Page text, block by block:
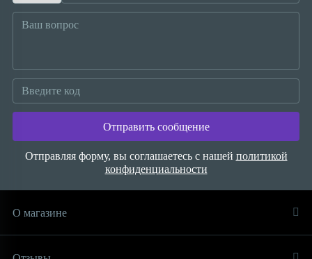
Отправить сообщение
Отправляя форму, вы соглашаетесь с нашей политикой
конфиденциальности
О магазине